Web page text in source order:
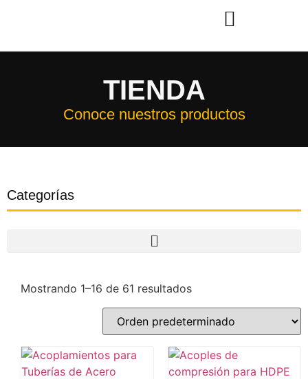
TIENDA
Conoce nuestros productos
Categorías
Mostrando 1–16 de 61 resultados